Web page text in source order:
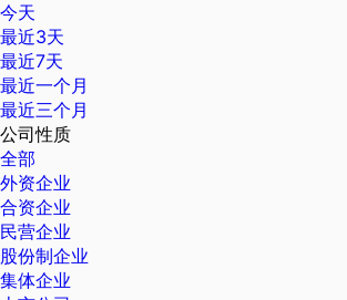
今天
最近3天
最近7天
最近一个月
最近三个月
公司性质
全部
外资企业
合资企业
民营企业
股份制企业
集体企业